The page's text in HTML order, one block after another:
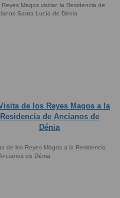
Reyes Magos visitan la Residencia de
Santa Lucía de Dénia
de los Reyes Magos a la Residencia
de Dénia